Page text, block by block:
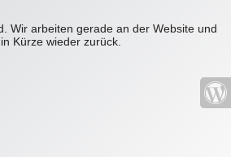
Wir arbeiten gerade an der Website und
Kürze wieder zurück.